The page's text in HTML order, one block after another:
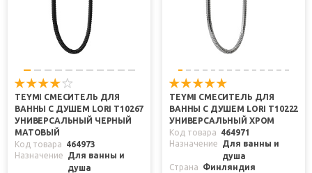
TEYMI СМЕСИТЕЛЬ ДЛЯ
ВАННЫ С ДУШЕМ LORI T10267
УНИВЕРСАЛЬНЫЙ ЧЕРНЫЙ
МАТОВЫЙ
Код товара
464973
Назначение
Для ванны и
душа
TEYMI СМЕСИТЕЛЬ ДЛЯ
ВАННЫ С ДУШЕМ LORI T10222
УНИВЕРСАЛЬНЫЙ ХРОМ
Код товара
464971
Назначение
Для ванны и
душа
Страна
Финляндия